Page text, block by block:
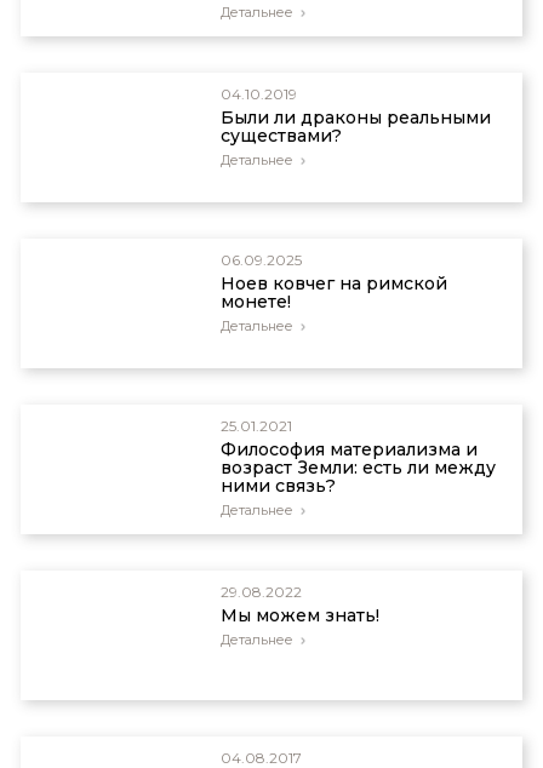
Детальнее
04.10.2019
Были ли драконы реальными
существами?
Детальнее
06.09.2025
Ноев ковчег на римской
монете!
Детальнее
25.01.2021
Философия материализма и
возраст Земли: есть ли между
ними связь?
Детальнее
29.08.2022
Мы можем знать!
Детальнее
04.08.2017